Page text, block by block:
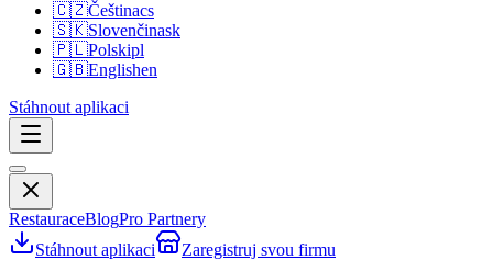
🇨🇿Češtinacs
🇸🇰Slovenčinask
🇵🇱Polskipl
🇬🇧Englishen
Stáhnout aplikaci
RestauraceBlogPro Partnery
Stáhnout aplikaci
Zaregistruj svou firmu